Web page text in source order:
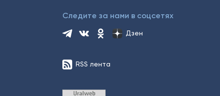
Следите за нами в соцсетях
Дзен
RSS лента